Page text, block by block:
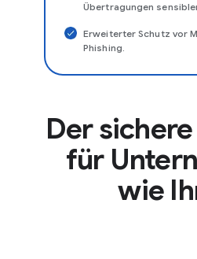
Übertragungen
Erweiterter Schutz vor
Phishing.
Der
für
wie